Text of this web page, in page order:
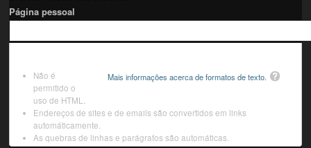
Página pessoal
Mais informações acerca de formatos de texto.
Não é
permitido o
uso de HTML.
Endereços de sites e de emails são convertidos em links
automáticamente.
As quebras de linhas e parágrafos são automáticas.